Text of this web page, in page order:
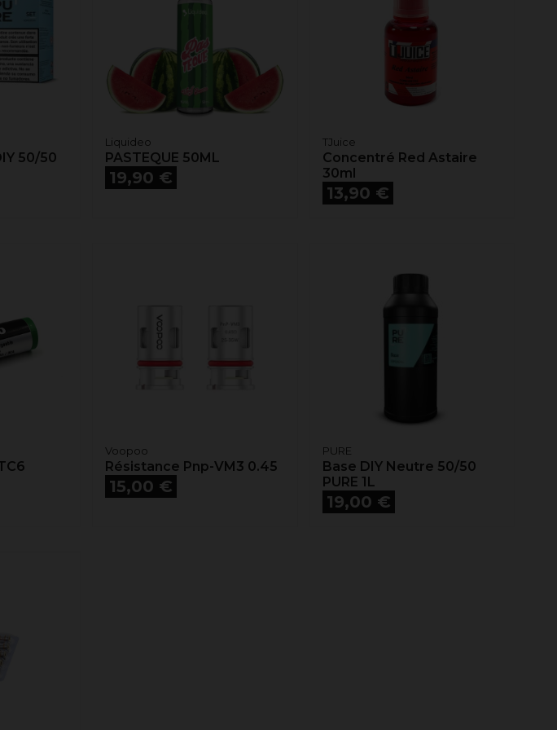
50/50
Liquideo
PASTEQUE 50ML
Prix
19,90 €
TJuice
Concentré Red Astaire
30ml
Prix
13,90 €
Voopoo
Résistance Pnp-VM3 0.45
Prix
15,00 €
PURE
Base DIY Neutre 50/50
PURE 1L
Prix
19,00 €